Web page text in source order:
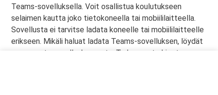
Teams-sovelluksella. Voit osallistua koulutukseen
selaimen kautta joko tietokoneella tai mobiililaitteella.
Sovellusta ei tarvitse ladata koneelle tai mobiililaitteelle
erikseen. Mikäli haluat ladata Teams-sovelluksen, löydät
sen omasta sovelluskaupasta. Tarkemmat ohjeet